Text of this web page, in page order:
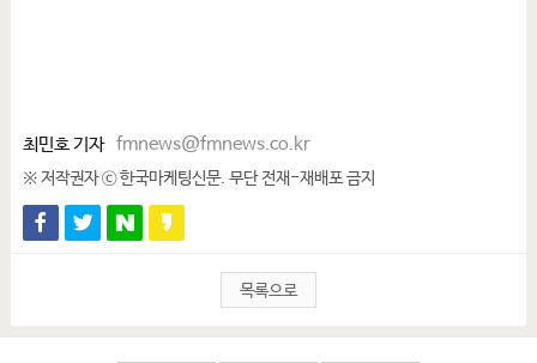
최민호 기자 fmnews@fmnews.co.kr
※ 저작권자 ⓒ 한국마케팅신문. 무단 전재-재배포 금지
목록으로